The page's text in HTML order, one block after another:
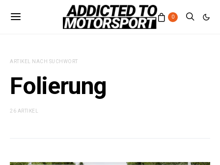
0
ARTIKEL NACH SUCHWORT
Folierung
26 ARTIKEL